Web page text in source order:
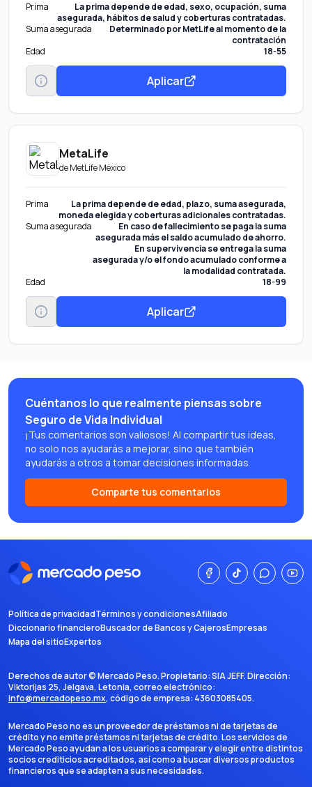
Prima
La prima depende de edad, sexo, ocupación, suma
asegurada, hábitos de salud y coberturas contratadas.
Suma asegurada
Determinado por MetLife al momento de la
contratación
Edad
18-55
Aplicar
MetaLife
deMetLife México
Prima
La prima depende de edad, plazo, suma asegurada,
moneda elegida y coberturas adicionales contratadas.
Suma asegurada
En caso de fallecimiento se paga la suma
asegurada más el saldo acumulado de ahorro.
En supervivencia se entrega la suma
asegurada y/o el fondo acumulado conforme a
la modalidad contratada.
Edad
18-99
Aplicar
Cuéntanos lo que realmente piensas sobre
Seguro de Vida Individual
¡Tus comentarios son valiosos! Al compartir tus ideas,
no solo nos ayudarás a mejorar, sino que también
ayudarás a otros a tomar decisiones informadas.
Comparte tus comentarios
Política de privacidadTérminos y condicionesAfiliado
Diccionario financieroBuscador de Bancos y CajerosEmpresas
Mapa del sitioExpertos
Derechos de autor ©Mercado Peso. Propietario:SIA JEFF. Dirección:
Viktorijas 25, Jelgava, Letonia, correo electrónico:
info@mercadopeso.mx, código de empresa: 43603085405.
Mercado Peso no es un proveedor de préstamos ni de tarjetas de
crédito y no emite préstamos ni tarjetas de crédito. Los servicios de
Mercado Peso ayudan a los usuarios a comparar y elegir entre distintos
socios crediticios acreditados, así como a buscar diversos productos
financieros que se adapten a sus necesidades.